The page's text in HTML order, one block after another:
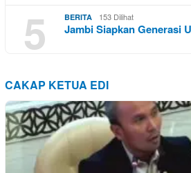
5
BERITA 153 Dilihat
Jambi Siapkan Generasi
CAKAP KETUA EDI